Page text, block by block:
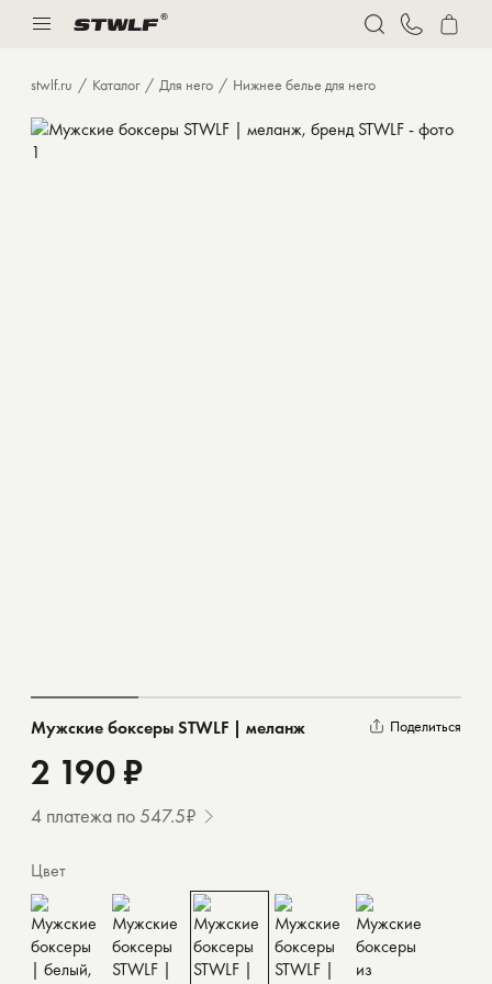
Спорт
Костюмы
Толстовки и худи
stwlf.ru Каталог Для него Нижнее белье для него
Поделиться
Мужские боксеры STWLF | меланж
2 190 ₽
4 платежа по 547.5₽
Цвет